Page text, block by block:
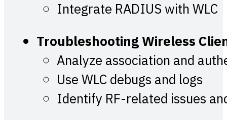
Integrate RADIUS with WLC
Troubleshooting Wireless
Analyze association and
Use WLC debugs and logs
Identify RF-related issues